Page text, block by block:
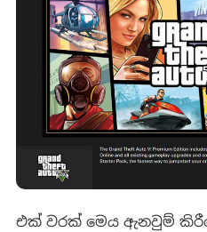
එක් වරක් මෙය ඇනවුම්